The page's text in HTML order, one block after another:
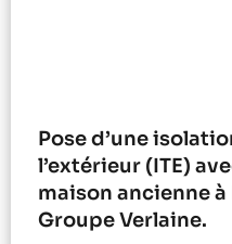
Pose d’une
l’extérieur (ITE)
maison ancienne
Groupe Verlaine.